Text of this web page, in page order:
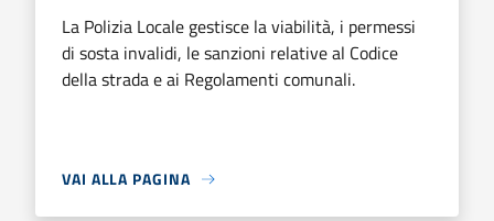
La Polizia Locale gestisce la viabilità, i permessi
di sosta invalidi, le sanzioni relative al Codice
della strada e ai Regolamenti comunali.
VAI ALLA PAGINA